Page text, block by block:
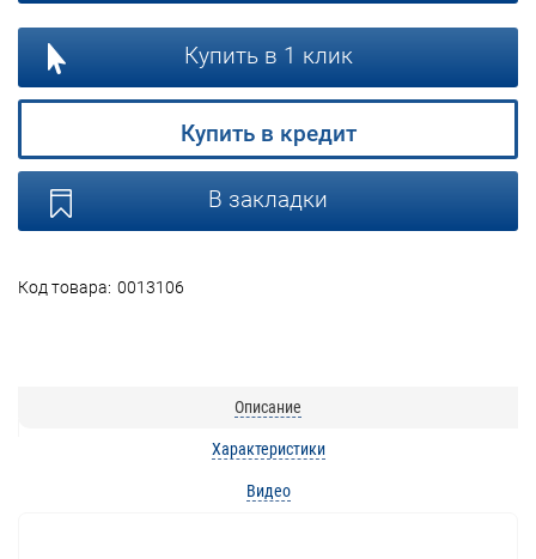
Код товара: 0013106
Купить в 1 клик
Купить в кредит
В закладки
Описание
Характеристики
Видео